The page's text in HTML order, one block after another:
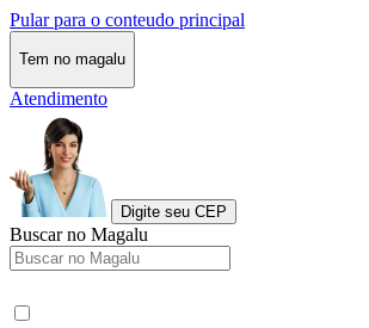
Pular para o conteudo principal
Tem no magalu
Atendimento
Digite seu CEP
Buscar no Magalu